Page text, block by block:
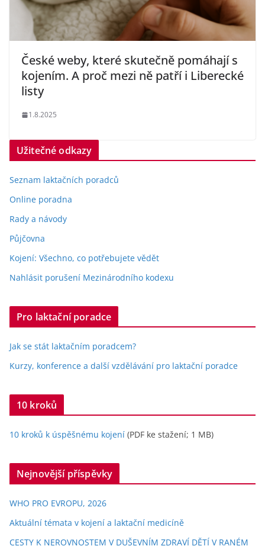
České weby, které skutečně pomáhají s
kojením. A proč mezi ně patří i Liberecké
listy
1.8.2025
Užitečné odkazy
Seznam laktačních poradců
Online poradna
Rady a návody
Půjčovna
Kojení: Všechno, co potřebujete vědět
Nahlásit porušení Mezinárodního kodexu
Pro laktační poradce
Jak se stát laktačním poradcem?
Kurzy, konference a další vzdělávání pro laktační poradce
10 kroků
10 kroků k úspěšnému kojení (PDF ke stažení; 1 MB)
Nejnovější příspěvky
WHO PRO EVROPU, 2026
Aktuální témata v kojení a laktační medicíně
CESTY K NEROVNOSTEM V DUŠEVNÍM ZDRAVÍ DĚTÍ V RANÉM